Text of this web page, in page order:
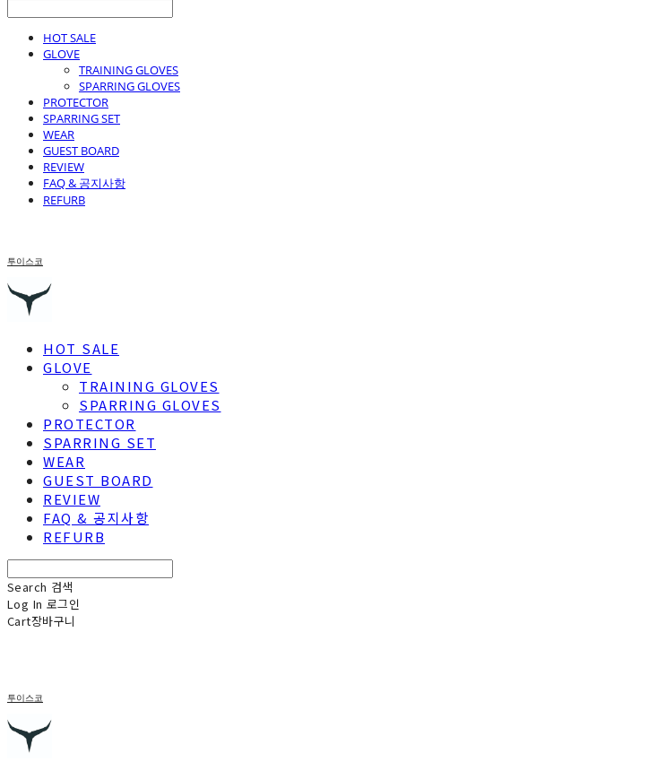
HOT SALE
GLOVE
TRAINING GLOVES
SPARRING GLOVES
PROTECTOR
SPARRING SET
WEAR
GUEST BOARD
REVIEW
FAQ & 공지사항
REFURB
투이스코
HOT SALE
GLOVE
TRAINING GLOVES
SPARRING GLOVES
PROTECTOR
SPARRING SET
WEAR
GUEST BOARD
REVIEW
FAQ & 공지사항
REFURB
Search 검색
Log In 로그인
Cart장바구니
투이스코